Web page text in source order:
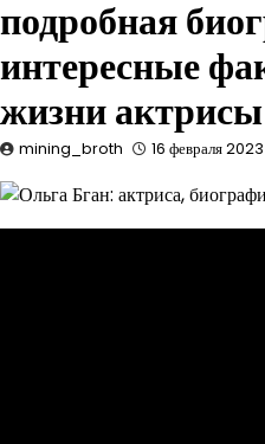
подробная
интересные
жизни актрисы
mining_broth 16 февраля 2023